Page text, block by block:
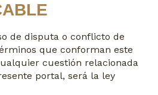
de disputa o conflicto de
que conforman este
cuestión relacionada
portal, será la ley